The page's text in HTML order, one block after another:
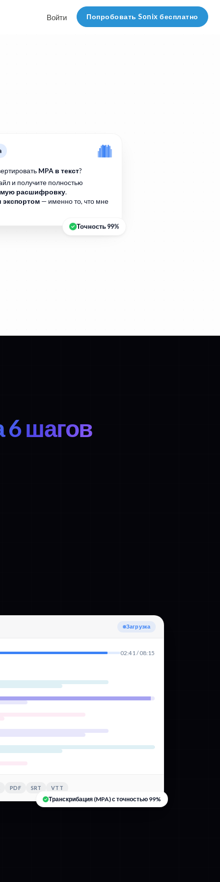
Войти Попробовать Sonix бесплатно
MPA в текст?
и получите полностью
расшифровку.
экспортом — именно то, что мне
Точность 99%
6 шагов
Определение языка
02:41 / 08:15
PDF SRT VTT
Транскрибация (MPA) с точностью 99%